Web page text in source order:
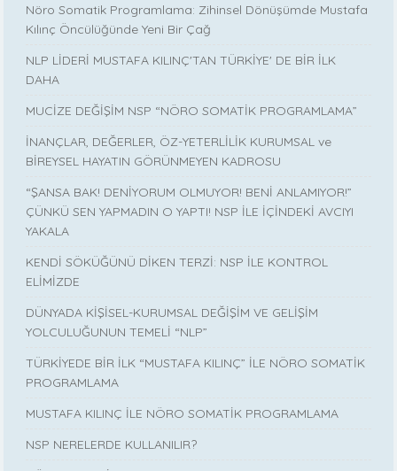
Nöro Somatik Programlama: Zihinsel Dönüşümde Mustafa
Kılınç Öncülüğünde Yeni Bir Çağ
NLP LİDERİ MUSTAFA KILINÇ'TAN TÜRKİYE' DE BİR İLK
DAHA
MUCİZE DEĞİŞİM NSP “NÖRO SOMATİK PROGRAMLAMA”
İNANÇLAR, DEĞERLER, ÖZ-YETERLİLİK KURUMSAL ve
BİREYSEL HAYATIN GÖRÜNMEYEN KADROSU
“ŞANSA BAK! DENİYORUM OLMUYOR! BENİ ANLAMIYOR!”
ÇÜNKÜ SEN YAPMADIN O YAPTI! NSP İLE İÇİNDEKİ AVCIYI
YAKALA
KENDİ SÖKÜĞÜNÜ DİKEN TERZİ: NSP İLE KONTROL
ELİMİZDE
DÜNYADA KİŞİSEL-KURUMSAL DEĞİŞİM VE GELİŞİM
YOLCULUĞUNUN TEMELİ “NLP”
TÜRKİYEDE BİR İLK “MUSTAFA KILINÇ” İLE NÖRO SOMATİK
PROGRAMLAMA
MUSTAFA KILINÇ İLE NÖRO SOMATİK PROGRAMLAMA
NSP NERELERDE KULLANILIR?